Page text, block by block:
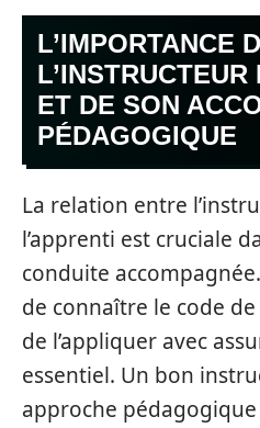
L’IMPORTANCE
ET DE SON
PÉDAGOGIQUE
La relation entre
l’apprenti est cruciale
conduite
de connaître le code
de l’appliquer avec
essentiel. Un bon
approche